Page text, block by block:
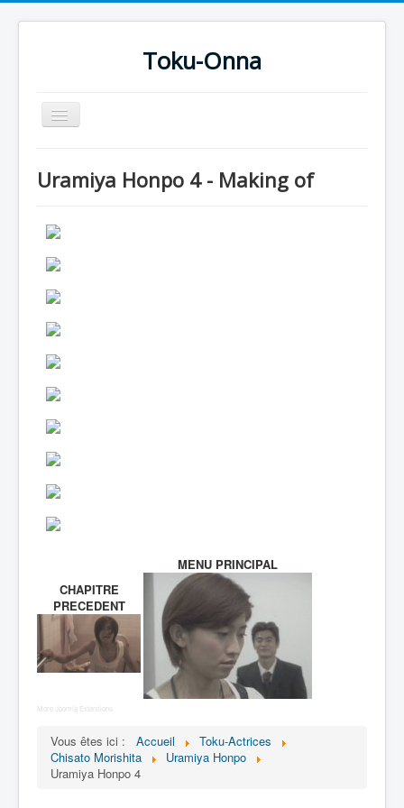
Toku-Onna
Basculer
la
Toku-Actrices
Toku-Critiques
Artiste Asperger
Lexique
Uramiya Honpo 4 - Making of
CHAPITRE
PRECEDENT
MENU PRINCIPAL
More Joomla Extensions
Vous êtes ici : Accueil
Toku-Actrices
Chisato Morishita
Uramiya Honpo
Uramiya Honpo 4